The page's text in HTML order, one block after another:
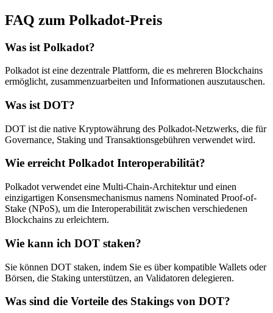
FAQ zum Polkadot-Preis
Was ist Polkadot?
Polkadot ist eine dezentrale Plattform, die es mehreren Blockchains
ermöglicht, zusammenzuarbeiten und Informationen auszutauschen.
Was ist DOT?
DOT ist die native Kryptowährung des Polkadot-Netzwerks, die für
Governance, Staking und Transaktionsgebühren verwendet wird.
Wie erreicht Polkadot Interoperabilität?
Polkadot verwendet eine Multi-Chain-Architektur und einen
einzigartigen Konsensmechanismus namens Nominated Proof-of-
Stake (NPoS), um die Interoperabilität zwischen verschiedenen
Blockchains zu erleichtern.
Wie kann ich DOT staken?
Sie können DOT staken, indem Sie es über kompatible Wallets oder
Börsen, die Staking unterstützen, an Validatoren delegieren.
Was sind die Vorteile des Stakings von DOT?